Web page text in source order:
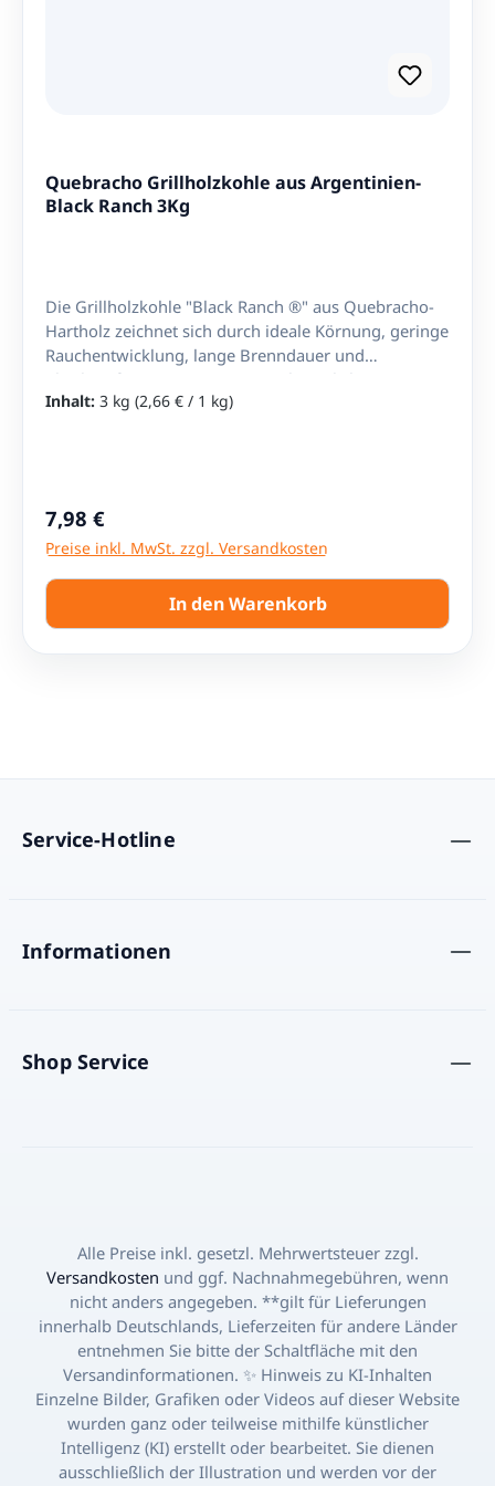
Quebracho Grillholzkohle aus Argentinien-
Black Ranch 3Kg
Die Grillholzkohle "Black Ranch ®" aus Quebracho-
Hartholz zeichnet sich durch ideale Körnung, geringe
Rauchentwicklung, lange Brenndauer und
gleichmäßige Hitze aus. aus nachweislich gut
bewirtschafteten Wäldern Ohne Chemie Ohne
Inhalt: 3 kg (2,66 € / 1 kg)
Regulärer Preis:
7,98 €
Preise inkl. MwSt. zzgl. Versandkosten
In den Warenkorb
Service-Hotline
Informationen
Shop Service
Alle Preise inkl. gesetzl. Mehrwertsteuer zzgl.
Versandkosten und ggf. Nachnahmegebühren, wenn
nicht anders angegeben. **gilt für Lieferungen
innerhalb Deutschlands, Lieferzeiten für andere Länder
entnehmen Sie bitte der Schaltfläche mit den
Versandinformationen. ✨ Hinweis zu KI-Inhalten
Einzelne Bilder, Grafiken oder Videos auf dieser Website
wurden ganz oder teilweise mithilfe künstlicher
Intelligenz (KI) erstellt oder bearbeitet. Sie dienen
ausschließlich der Illustration und werden vor der